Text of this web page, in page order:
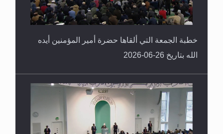
خطبة الجمعة التي ألقاها حضرة أمير المؤمنين أيده
الله بتاريخ 26-06-2026